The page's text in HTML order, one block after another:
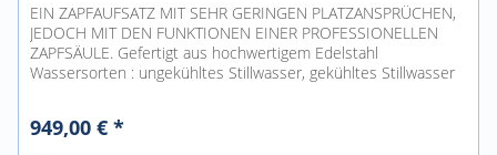
EIN ZAPFAUFSATZ MIT SEHR GERINGEN PLATZANSPRÜCHEN,
JEDOCH MIT DEN FUNKTIONEN EINER PROFESSIONELLEN
ZAPFSÄULE. Gefertigt aus hochwertigem Edelstahl
Wassersorten : ungekühltes Stillwasser, gekühltes Stillwasser
949,00 € *